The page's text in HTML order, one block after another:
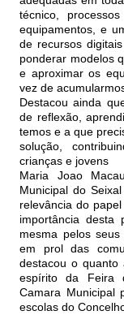
técnico,
equipamentos, e
de recursos
ponderar modelos
e aproximar os
vez de
Destacou ainda
de reflexão,
temos e a que
solução,
crianças e jovens
Maria Joao
Municipal do
relevância do
importância desta
mesma pelos
em prol das
destacou o quanto
espírito da Feira
Camara
escolas do